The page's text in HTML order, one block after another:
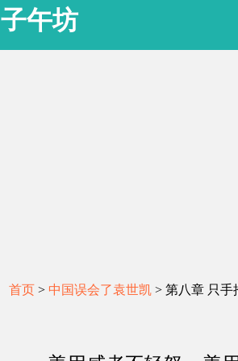
子午坊
首页 > 中国误会了袁世凯 > 第八章 只手